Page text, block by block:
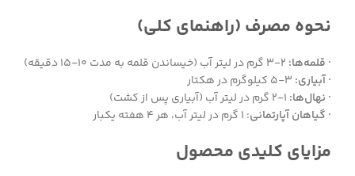
نحوه مصرف (راهنمای کلی)
· قلمه‌ها:
· آبیاری:
· نهال‌ها:
· گیاهان آپارتمانی: ۱ گرم در لیتر آب، هر ۴ هفته یکبار
مزایای کلیدی محصول